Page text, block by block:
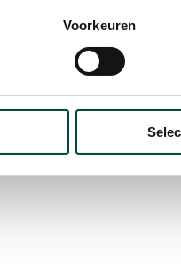
Voorkeuren
met een